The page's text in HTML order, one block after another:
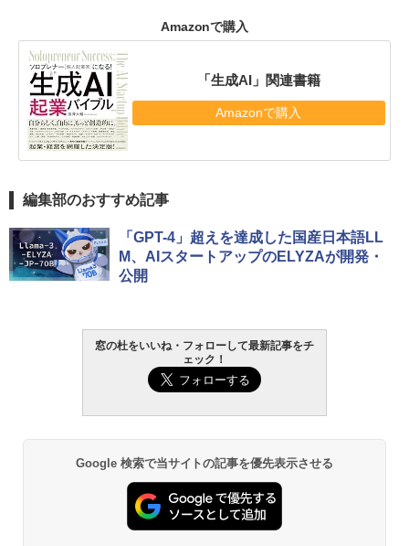
Amazonで購入
「生成AI」関連書籍
Amazonで購入
編集部のおすすめ記事
「GPT-4」超えを達成した国産日本語LL
M、AIスタートアップのELYZAが開発・
公開
窓の杜をいいね・フォローして最新記事をチ
ェック！
Google 検索で当サイトの記事を優先表示させる